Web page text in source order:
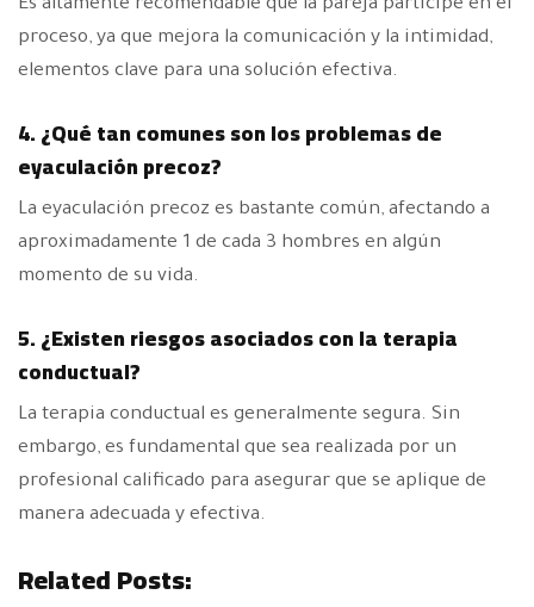
Es altamente recomendable que la pareja participe en el
proceso, ya que mejora la comunicación y la intimidad,
elementos clave para una solución efectiva.
4. ¿Qué tan comunes son los problemas de
eyaculación precoz?
La eyaculación precoz es bastante común, afectando a
aproximadamente 1 de cada 3 hombres en algún
momento de su vida.
5. ¿Existen riesgos asociados con la terapia
conductual?
La terapia conductual es generalmente segura. Sin
embargo, es fundamental que sea realizada por un
profesional calificado para asegurar que se aplique de
manera adecuada y efectiva.
Related Posts: